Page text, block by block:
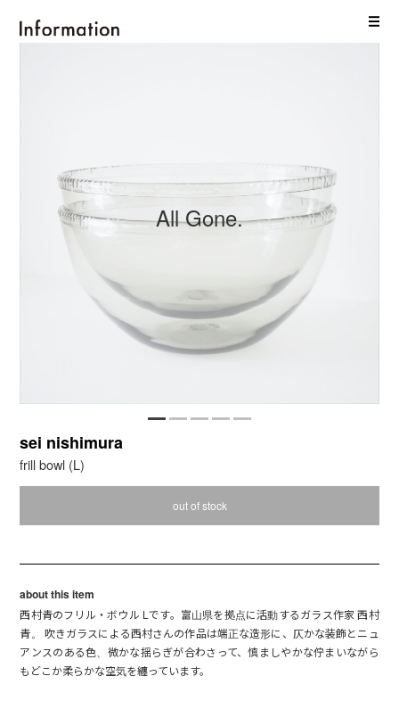
sei nishimura
frill bowl (L)
out of stock
about this item
西村青のフリル・ボウル Lです。富山県を拠点に活動するガラス作家 西村
青。 吹きガラスによる西村さんの作品は端正な造形に、仄かな装飾とニュ
アンスのある色、微かな揺らぎが合わさって、慎ましやかな佇まいながら
もどこか柔らかな空気を纏っています。